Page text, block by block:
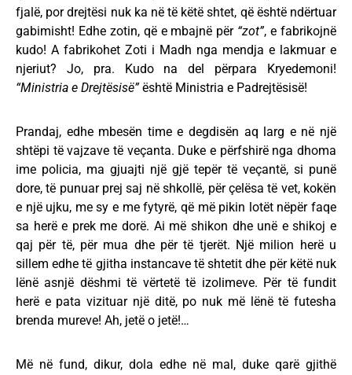
fjalë, por drejtësi nuk ka në të këtë shtet, që është ndërtuar
gabimisht! Edhe zotin, që e mbajnë për “zot”, e fabrikojnë
kudo! A fabrikohet Zoti i Madh nga mendja e lakmuar e
njeriut? Jo, pra. Kudo na del përpara Kryedemoni!
“Ministria e Drejtësisë”është Ministria e Padrejtësisë!
Prandaj, edhe mbesën time e degdisën aq larg e në një
shtëpi të vajzave të veçanta. Duke e përfshirë nga dhoma
ime policia, ma gjuajti një gjë tepër të veçantë, si punë
dore, të punuar prej saj në shkollë, për çelësa të vet, kokën
e një ujku, me sy e me fytyrë, që më pikin lotët nëpër faqe
sa herë e prek me dorë. Ai më shikon dhe unë e shikoj e
qaj për të, për mua dhe për të tjerët. Një milion herë u
sillem edhe të gjitha instancave të shtetit dhe për këtë nuk
lënë asnjë dëshmi të vërtetë të izolimeve. Për të fundit
herë e pata vizituar një ditë, po nuk më lënë të futesha
brenda mureve! Ah, jetë o jetë!…
Më në fund, dikur, dola edhe në mal, duke qarë gjithë